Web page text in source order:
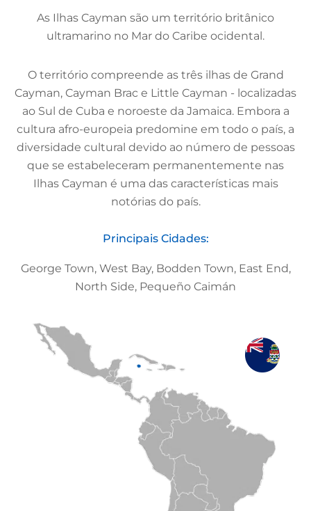
As Ilhas Cayman são um território britânico
ultramarino no Mar do Caribe ocidental.
O território compreende as três ilhas de Grand
Cayman, Cayman Brac e Little Cayman - localizadas
ao Sul de Cuba e noroeste da Jamaica. Embora a
cultura afro-europeia predomine em todo o país, a
diversidade cultural devido ao número de pessoas
que se estabeleceram permanentemente nas
Ilhas Cayman é uma das características mais
notórias do país.
Principais Cidades:
George Town, West Bay, Bodden Town, East End,
North Side, Pequeño Caimán